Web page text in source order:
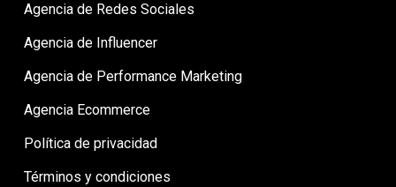
Agencia de Redes Sociales
Agencia de Influencer
Agencia de Performance Marketing
Agencia Ecommerce
Política de privacidad
Términos y condiciones